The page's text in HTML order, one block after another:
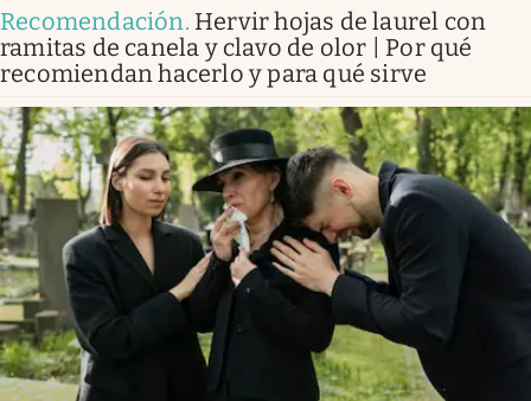
Recomendación. Hervir hojas de laurel con
ramitas de canela y clavo de olor | Por qué
recomiendan hacerlo y para qué sirve